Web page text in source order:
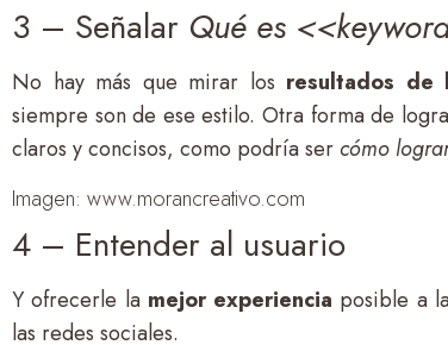
3 – Señalar Qué es
No hay más que mirar los resultados de
siempre son de ese estilo. Otra forma de
claros y concisos, como podría sercómo
Imagen: www.morancreativo.com
4 – Entender al usuario
Y ofrecerle la mejor experiencia posible a
las redes sociales.